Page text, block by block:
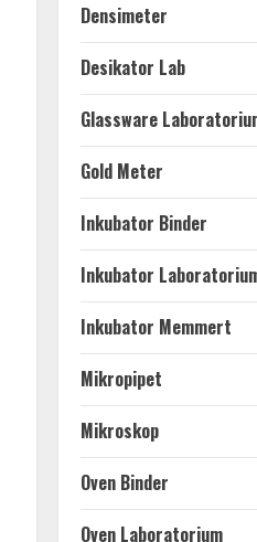
Densimeter
Desikator Lab
Glassware
Gold Meter
Inkubator Binder
Inkubator
Inkubator Memmert
Mikropipet
Mikroskop
Oven Binder
Oven Laboratorium